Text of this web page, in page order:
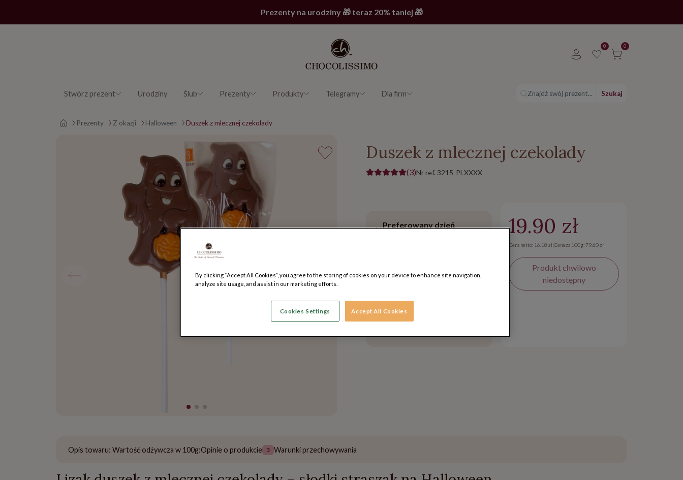
Prezenty na urodziny 🎁 teraz 20% taniej 🎁
0 0
Stwórz prezent Urodziny Ślub Prezenty Produkty Telegramy Dla firm Znajdź swój prezent... Szukaj
Strona główna
Prezenty Z okazji Halloween Duszek z mlecznej czekolady
Duszek z mlecznej czekolady
(3)Nr ref. 3215-PLXXXX
Preferowany dzień
Wysyłamy w 24 godziny
Darmowa dostawa od
19.90 zł
Cena netto: 16.18 zł|Cena za 100g: 79.60 zł
Produkt chwilowo
niedostępny
Opis towaru: Wartość odżywcza w 100g:Opinie o produkcie 3 Warunki przechowywania
By clicking “Accept All Cookies”, you agree to the storing of cookies on your device to enhance site navigation,
analyze site usage, and assist in our marketing efforts.
Cookies Settings Accept All Cookies